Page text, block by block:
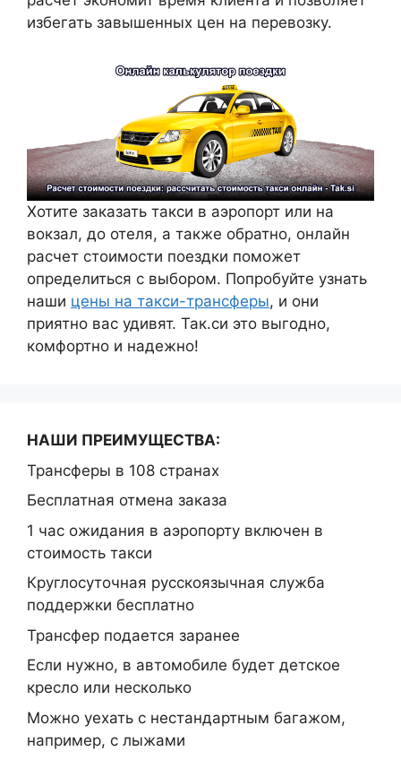
избегать завышенных цен на перевозку.
Хотите заказать такси в аэропорт или на
вокзал, до отеля, а также обратно, онлайн
расчет стоимости поездки поможет
определиться с выбором. Попробуйте узнать
наши цены на такси-трансферы, и они
приятно вас удивят. Так.си это выгодно,
комфортно и надежно!
НАШИ ПРЕИМУЩЕСТВА:
Трансферы в 108 странах
Бесплатная отмена заказа
1 час ожидания в аэропорту включен в
стоимость такси
Круглосуточная русскоязычная служба
поддержки бесплатно
Трансфер подается заранее
Если нужно, в автомобиле будет детское
кресло или несколько
Можно уехать с нестандартным багажом,
например, с лыжами